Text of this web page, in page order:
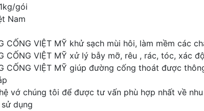
gói
Nam
CỐNG VIỆT MỸ khử sạch mùi hôi, làm mềm
CỐNG VIỆT MỸ xử lý bẫy mỡ, rêu , rác, tóc, xác
CỐNG VIỆT MỸ giúp đường cống thoát được
vớ chúng tôi để được tư vấn phù hợp nhất về nhu
dụng